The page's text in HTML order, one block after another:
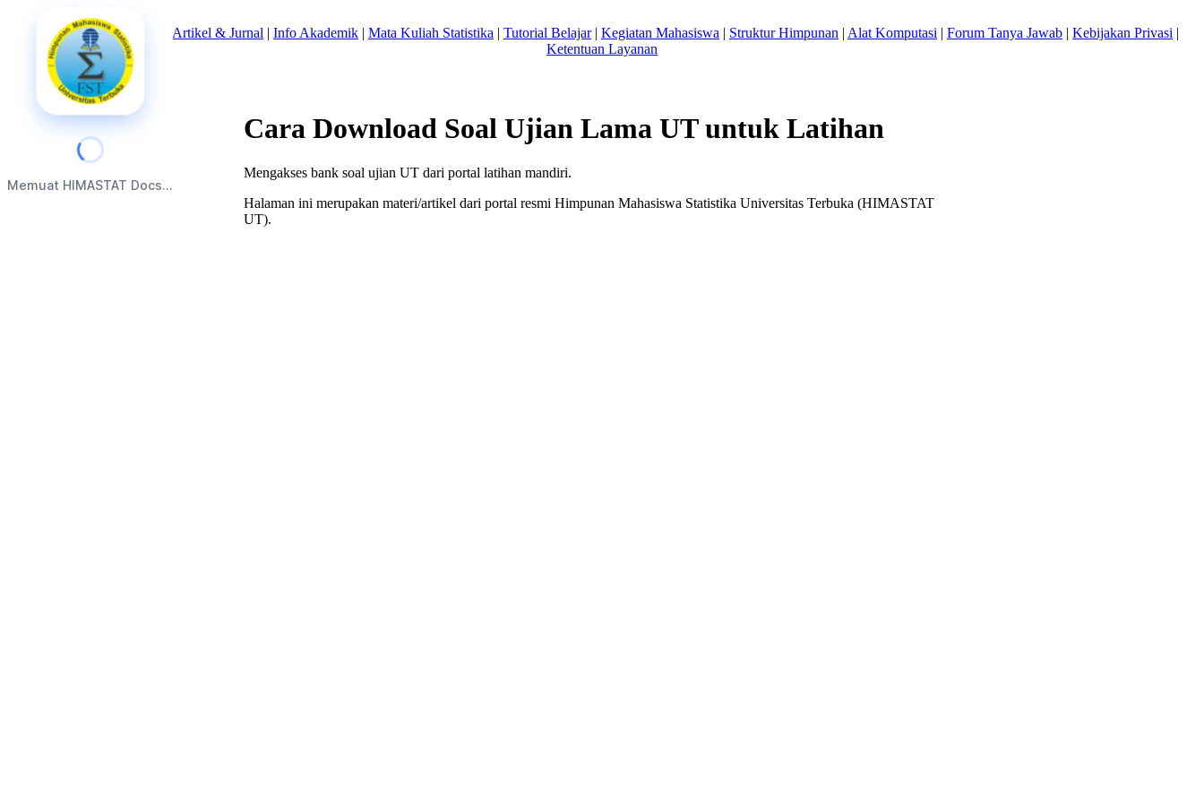
Memuat HIMASTAT Docs...
Beranda|Tentang Kami Artikel & Jurnal | Info Akademik | Mata Kuliah Statistika | Tutorial Belajar| Kegiatan Mahasiswa | Struktur Himpunan | Alat Komputasi | Forum Tanya Jawab | Kebijakan Privasi |
Ketentuan Layanan
Cara Download Soal Ujian Lama UT untuk Latihan
Mengakses bank soal ujian UT dari portal latihan mandiri.
Halaman ini merupakan materi/artikel dari portal resmi Himpunan Mahasiswa Statistika Universitas Terbuka (HIMASTAT
UT).